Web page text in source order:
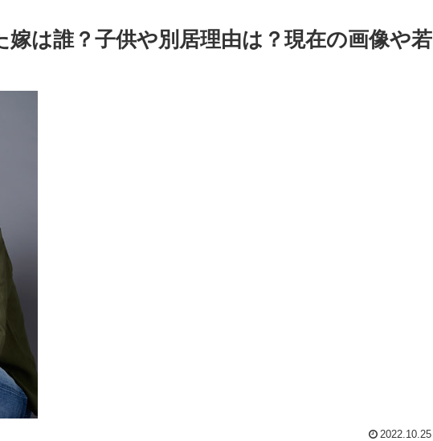
は誰？子供や別居理由は？現在の画像や若
2022.10.25